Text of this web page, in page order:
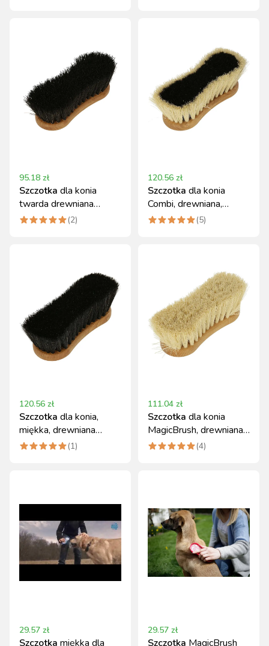
95.18 zł
Szczotka dla konia
twarda drewniana
MagicBrush(2)
120.56 zł
Szczotka dla konia
Combi, drewniana,
MagicBrush(5)
120.56 zł
Szczotka dla konia,
miękka, drewniana
MagicBrush(1)
111.04 zł
Szczotka dla konia
MagicBrush, drewniana,
miękka
(4)
29.57 zł
Szczotka miękka dla
29.57 zł
Szczotka MagicBrush